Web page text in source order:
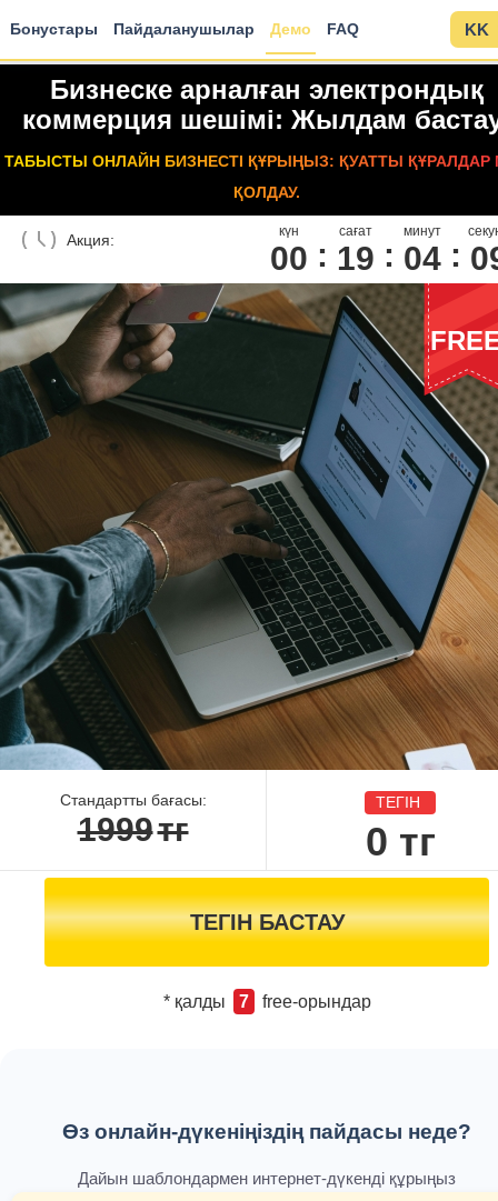
Бонустары Пайдаланушылар Демо FAQ KK
Бизнеске арналған электрондық
коммерция шешімі: Жылдам
ТАБЫСТЫ ОНЛАЙН БИЗНЕСТІ ҚҰРЫҢЫЗ: ҚУАТТЫ ҚҰРАЛДАР
ҚОЛДАУ.
Акция: күн
00
сағат
19
минут
04 0
Стандартты бағасы:
1999тг
ТЕГІН
0 тг
ТЕГІН БАСТАУ
* қалды 7 free-орындар
Өз онлайн-дүкеніңіздің пайдасы неде?
Дайын шаблондармен интернет-дүкенді құрыңыз